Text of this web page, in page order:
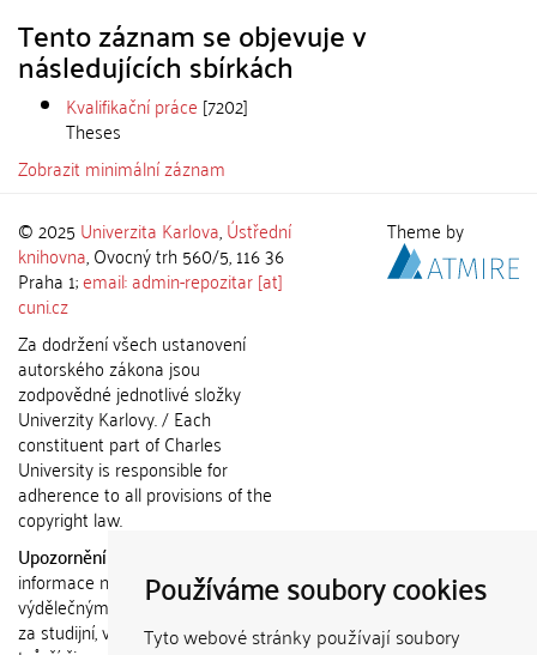
Používáme soubory cookies
Tyto webové stránky používají soubory
Tento záznam se objevuje v
následujících sbírkách
Kvalifikační práce [7202]
Theses
Zobrazit minimální záznam
© 2025 Univerzita Karlova,Ústřední
knihovna, Ovocný trh 560/5, 116 36
Praha 1;email: admin-repozitar [at]
cuni.cz
Za dodržení všech ustanovení
autorského zákona jsou
zodpovědné jednotlivé složky
Univerzity Karlovy. / Each
constituent part of Charles
University is responsible for
adherence to all provisions of the
copyright law.
Upozornění / Notice:
informace nemohou být použity k
výdělečným účelům nebo vydávány
za studijní, vědeckou nebo jinou
Theme by